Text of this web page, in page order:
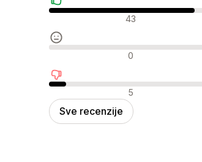
Pozitivne recenzije
43
Neutralne recenzije
0
Negativne recenzije
5
Sve recenzije